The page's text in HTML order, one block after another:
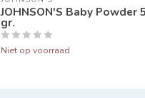
JOHNSON'S Baby Powder
gr.
Niet op voorraad